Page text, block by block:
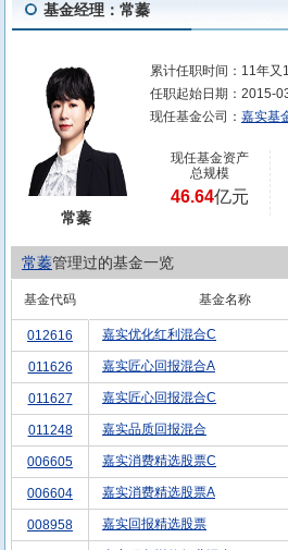
基金经理：常蓁
常蓁
累计任职时间： 11年又
任职起始日期： 2015-
现任基金公司： 嘉实基
现任基金资产
总规模
46.64亿元
常蓁管理过的基金一览
基金代码 基金名称
012616 嘉实优化红利混合C
011626 嘉实匠心回报混合A
011627 嘉实匠心回报混合C
011248 嘉实品质回报混合
006605 嘉实消费精选股票C
006604 嘉实消费精选股票A
008958 嘉实回报精选股票